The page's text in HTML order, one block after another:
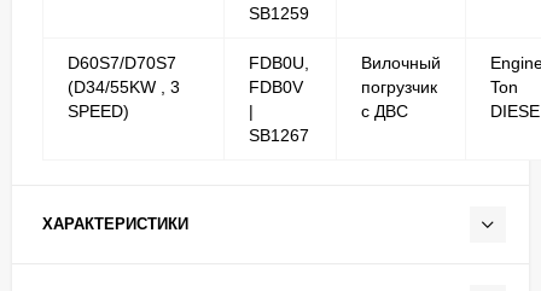
SB1259
D60S7/D70S7
(D34/55KW , 3
SPEED)
FDB0U,
FDB0V
|
SB1267
Вилочный
погрузчик
с ДВС
Ton
ХАРАКТЕРИСТИКИ